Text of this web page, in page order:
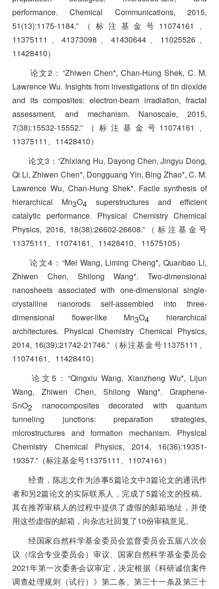
performance. Chemical Communications, 2015,
51(13):1175-1184.”（标注基金号 11074161
、
11375111 、41373098 、41430644 、 11025526 、
11428410）
论文2 ：“Zhiwen Chen*, Chan-Hung Shek, C. M.
Lawrence Wu. Insights from investigations of tin dioxide
and its composites: electron-beam irradiation, fractal
assessment, and mechanism. Nanoscale, 2015,
7(38):15532-15552.”（标注基金号 11074161
、
11375111 、 11428410）
论文3 ：“Zhixiang Hu, Dayong Chen, Jingyu Dong,
Qi Li, Zhiwen Chen*, Dongguang Yin, Bing Zhao*, C. M.
Lawrence Wu, Chan-Hung Shek*. Facile synthesis of
hierarchical Mn3O4 superstructures and efficient
catalytic performance. Physical Chemistry Chemical
Physics, 2016, 18(38):26602-26608.”（标注基金号
11375111 、 11074161 、 11428410、 11575105）
论文4：“Mei Wang, Liming Cheng*, Quanbao Li,
Zhiwen Chen, Shilong Wang*. Two-dimensional
nanosheets associated with one-dimensional single-
crystalline nanorods self-assembled into three-
dimensional flower-like Mn3O4 hierarchical
architectures. Physical Chemistry Chemical Physics,
2014, 16(39):21742-21746.”（标注基金号11375111 、
11074161 、 11428410）
论文 5：“Qingxiu Wang, Xianzheng Wu*, Lijun
Wang, Zhiwen Chen, Shilong Wang*. Graphene-
SnO2 nanocomposites decorated with quantum
tunneling junctions: preparation strategies,
microstructures and formation mechanism. Physical
Chemistry Chemical Physics, 2014, 16(36):19351-
19357.”（标注基金号11375111 、 11074161 ）
经查，陈志文作为涉事5篇论文中3篇论文的通讯作
者和另2篇论文的实际联系人，完成了5篇论文的投稿。
其在推荐审稿人的过程中提供了虚假的邮箱地址，并使
用这些虚假的邮箱，向杂志社回复了10份审稿意见。
经国家自然科学基金委员会监督委员会五届八次会
议（综合专业委员会）审议、国家自然科学基金委员会
2021年第一次委务会议审定，决定根据《科研诚信案件
调查处理规则（试行）》第二条、第三十一条及第三十